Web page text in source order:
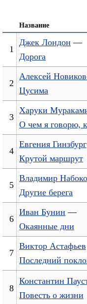
Название
1
Джек Лондон —
Дорога
2
Алексей
Цусима
3
Харуки
О чем я говорю,
4
Евгения Гинзбург
Крутой маршрут
5
Владимир
Другие берега
6
Иван Бунин —
Окаянные дни
7
Виктор Астафьев
Последний
8
Константин
Повесть о жизни